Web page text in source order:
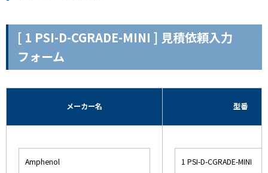
[ 1 PSI-D-CGRADE-MINI ] 見積依頼入力
フォーム
メーカー名 型番